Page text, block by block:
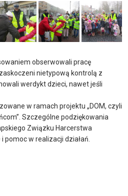
obserwowali pracę
nietypową kontrolą z
werdykt dzieci, nawet jeśli
w ramach projektu „DOM, czyli
Szczególne podziękowania
Związku Harcerstwa
pomoc w realizacji działań.